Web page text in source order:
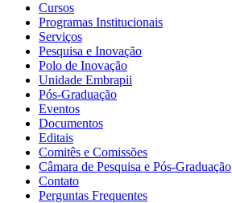
Cursos
Programas Institucionais
Serviços
Pesquisa e Inovação
Polo de Inovação
Unidade Embrapii
Pós-Graduação
Eventos
Documentos
Editais
Comitês e Comissões
Câmara de Pesquisa e Pós-Graduação
Contato
Perguntas Frequentes